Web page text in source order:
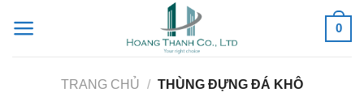
0
TRANG CHỦ / THÙNG ĐỰNG ĐÁ KHÔ